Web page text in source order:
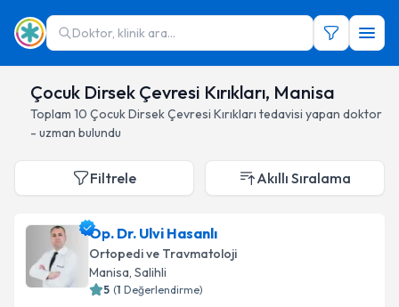
Doktor, klinik ara...
Çocuk Dirsek Çevresi Kırıkları, Manisa
Toplam 10 Çocuk Dirsek Çevresi Kırıkları tedavisi yapan doktor
- uzman bulundu
Filtrele Akıllı Sıralama
Op. Dr. Ulvi Hasanlı
Ortopedi ve Travmatoloji
Manisa, Salihli
5 (1 Değerlendirme)